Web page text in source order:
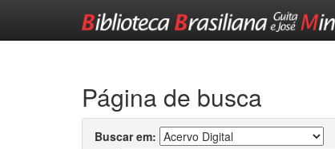
Página de busca
Buscar em: